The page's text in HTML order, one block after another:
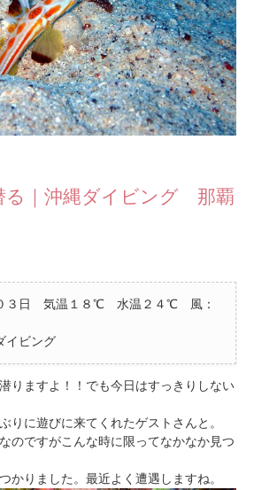
る｜沖縄ダイビング 那覇
０３日 気温１８℃ 水温２４℃ 風：
イビング
りますよ！！でも今日はすっきりしない
りに遊びに来てくれたゲストさんと。
のですがこんな時に限ってなかなか見つ
かりました。最近よく遭遇しますね。